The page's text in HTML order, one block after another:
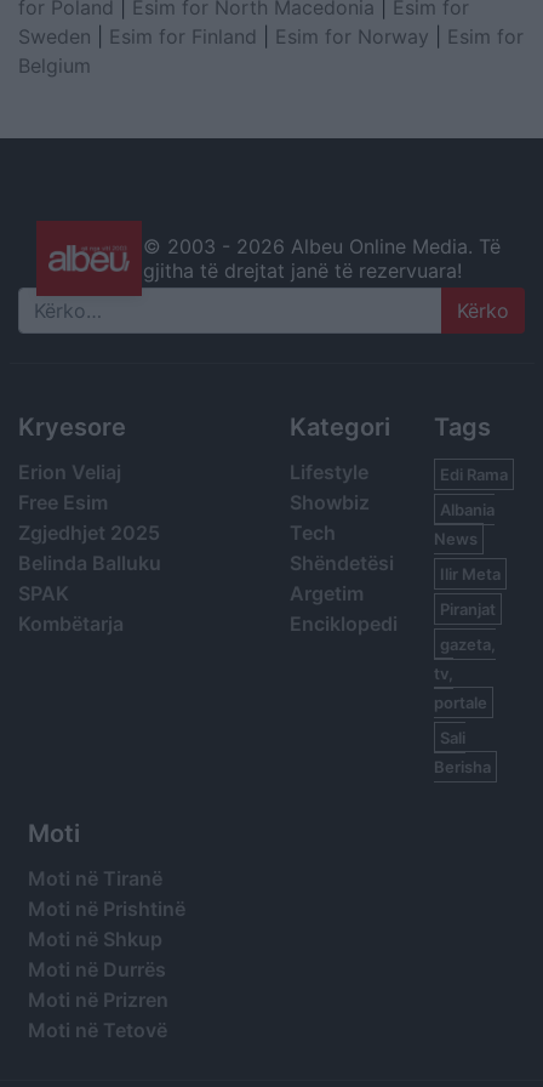
for Poland
Esim for North Macedonia
Esim for
Sweden
Esim for Finland Esim for Norway
Esim for
Belgium
© 2003 - 2026 Albeu Online Media. Të
gjitha të drejtat janë të rezervuara!
Search
Kryesore
Erion Veliaj
Free Esim
Zgjedhjet 2025
Belinda Balluku
SPAK
Kombëtarja
Kategori
Lifestyle
Showbiz
Tech
Shëndetësi
Argetim
Enciklopedi
Tags
Edi Rama
Albania
News
Ilir Meta
Piranjat
gazeta,
tv,
portale
Sali
Berisha
Moti
Moti në Tiranë
Moti në Prishtinë
Moti në Shkup
Moti në Durrës
Moti në Prizren
Moti në Tetovë